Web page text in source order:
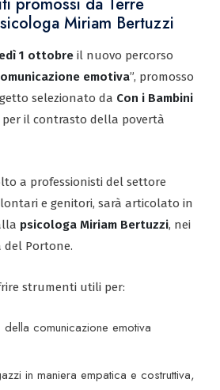
Miriam Bertuzzi
1 ottobre il nuovo percorso
emotiva”, promosso
selezionato da Con i Bambini
per il contrasto della povertà
a professionisti del settore
e genitori, sarà articolato in
psicologa Miriam Bertuzzi, nei
Portone.
strumenti utili per:
comunicazione emotiva
in maniera empatica e costruttiva,